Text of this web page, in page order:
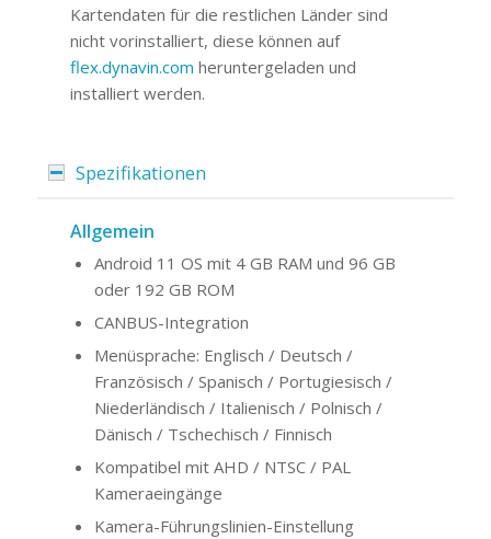
Kartendaten für die restlichen Länder sind
nicht vorinstalliert, diese können auf
flex.dynavin.com heruntergeladen und
installiert werden.
Spezifikationen
Allgemein
Android 11 OS mit 4 GB RAM und 96 GB
oder 192 GB ROM
CANBUS-Integration
Menüsprache: Englisch / Deutsch /
Französisch / Spanisch / Portugiesisch /
Niederländisch / Italienisch / Polnisch /
Dänisch / Tschechisch / Finnisch
Kompatibel mit AHD / NTSC / PAL
Kameraeingänge
Kamera-Führungslinien-Einstellung